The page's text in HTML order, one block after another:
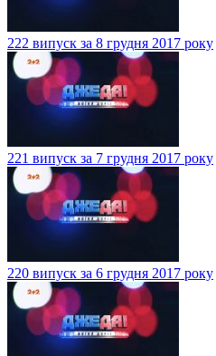
222 випуск за 8 грудня 2017 року
221 випуск за 7 грудня 2017 року
220 випуск за 6 грудня 2017 року